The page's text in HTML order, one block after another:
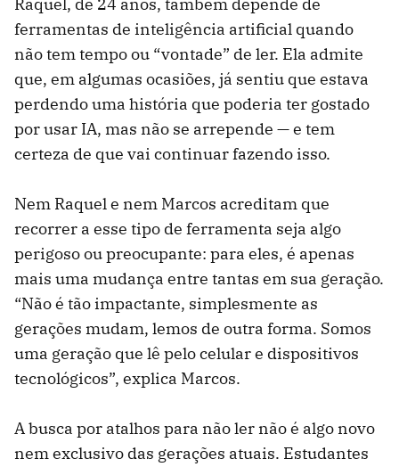
Raquel, de 24 anos, também depende de
ferramentas de inteligência artificial quando
não tem tempo ou “vontade” de ler. Ela admite
que, em algumas ocasiões, já sentiu que estava
perdendo uma história que poderia ter gostado
por usar IA, mas não se arrepende — e tem
certeza de que vai continuar fazendo isso.
Nem Raquel e nem Marcos acreditam que
recorrer a esse tipo de ferramenta seja algo
perigoso ou preocupante: para eles, é apenas
mais uma mudança entre tantas em sua geração.
“Não é tão impactante, simplesmente as
gerações mudam, lemos de outra forma. Somos
uma geração que lê pelo celular e dispositivos
tecnológicos”, explica Marcos.
A busca por atalhos para não ler não é algo novo
nem exclusivo das gerações atuais. Estudantes